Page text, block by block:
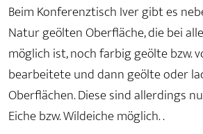
Beim Konferenztisch Iver gibt es
Natur geölten Oberfläche, die bei
möglich ist, noch farbig geölte bzw.
bearbeitete und dann geölte oder
Oberflächen. Diese sind allerdings
Eiche bzw. Wildeiche möglich. .